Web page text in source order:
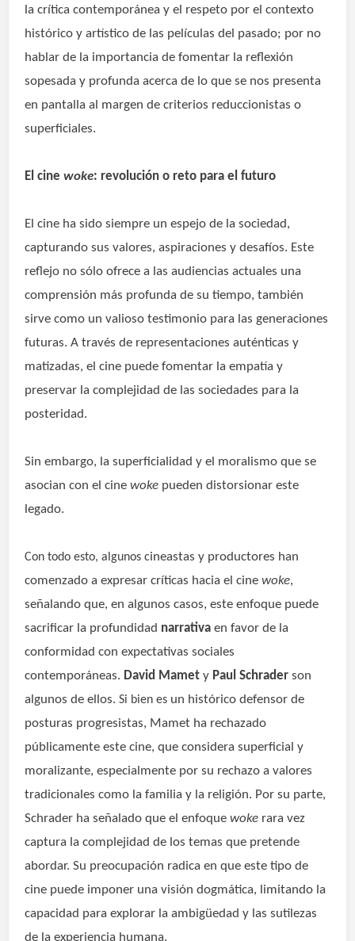
la crítica contemporánea y el respeto por el contexto
histórico y artístico de las películas del pasado; por no
hablar de la importancia de fomentar la reflexión
sopesada y profunda acerca de lo que se nos presenta
en pantalla al margen de criterios reduccionistas o
superficiales.
El cinewoke: revolución o reto para el futuro
El cine ha sido siempre un espejo de la sociedad,
capturando sus valores, aspiraciones y desafíos. Este
reflejo no sólo ofrece a las audiencias actuales una
comprensión más profunda de su tiempo, también
sirve como un valioso testimonio para las generaciones
futuras. A través de representaciones auténticas y
matizadas, el cine puede fomentar la empatía y
preservar la complejidad de las sociedades para la
posteridad.
Sin embargo, la superficialidad y el moralismo que se
asocian con el cinewoke pueden distorsionar este
legado.
Con todo esto, algunos cineastas y productores han
comenzado a expresar críticas hacia el cinewoke,
señalando que, en algunos casos, este enfoque puede
sacrificar la profundidad narrativa en favor de la
conformidad con expectativas sociales
contemporáneas. David Mamet y Paul Schrader son
algunos de ellos.Si bien es un histórico defensor de
posturas progresistas, Mamet ha rechazado
públicamente este cine, que considera superficial y
moralizante, especialmente por su rechazo a valores
tradicionales como la familia y la religión. Por su parte,
Schrader ha señalado que el enfoquewoke rara vez
captura la complejidad de los temas que pretende
abordar. Su preocupación radica en que este tipo de
cine puede imponer una visión dogmática, limitando la
capacidad para explorar la ambigüedad y las sutilezas
de la experiencia humana.